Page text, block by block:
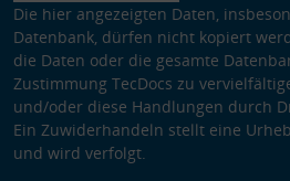
Die hier angezeigten Daten,
Datenbank, dürfen nicht kopiert
die Daten oder die gesamte
Zustimmung TecDocs zu
und/oder diese Handlungen durch
Ein Zuwiderhandeln stellt eine
und wird verfolgt.